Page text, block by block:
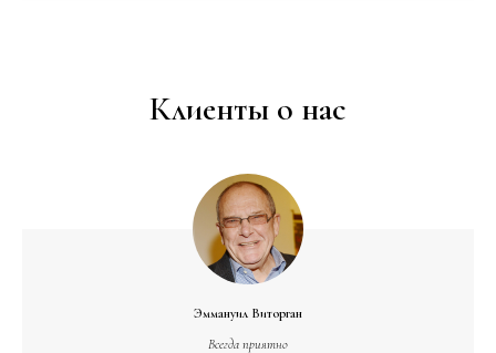
Клиенты о нас
Эммануил Виторган
Всегда приятно